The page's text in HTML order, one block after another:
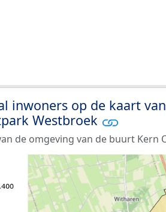
inwoners op de kaart
Westbroek
de omgeving van de buurt Kern